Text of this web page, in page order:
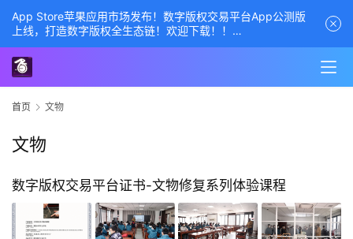
首页 文物
文物
数字版权交易平台证书-文物修复系列体验课程
App Store苹果应用市场发布！数字版权交易平台App公测版
上线，打造数字版权全生态链！欢迎下载！！
商务经理联系方式——数字版权交易平台